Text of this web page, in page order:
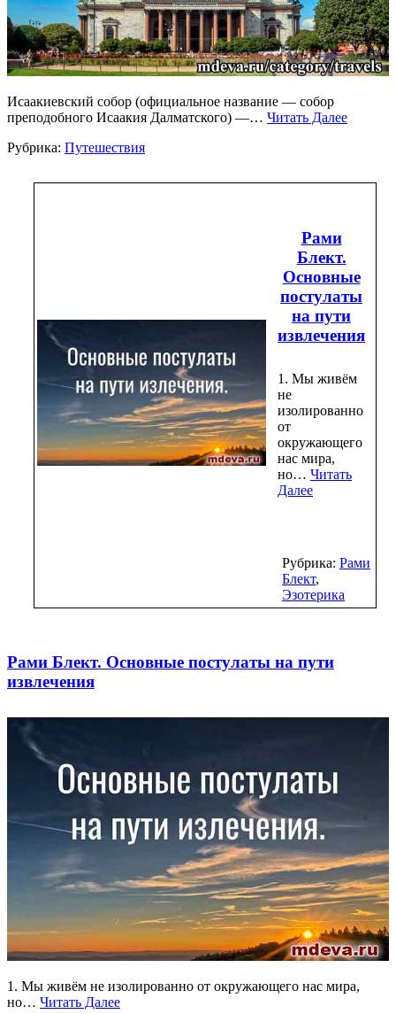
Исаакиевский собор (официальное название — собор
преподобного Исаакия Далматского) —… Читать Далее
Рубрика: Путешествия
Рами
Блект.
Основные
постулаты
на пути
извлечения
1. Мы живём
не
изолированно
от
окружающего
нас мира,
но… Читать
Далее
Рубрика: Рами
Блект,
Эзотерика
Рами Блект. Основные постулаты на пути
извлечения
1. Мы живём не изолированно от окружающего нас мира,
но… Читать Далее